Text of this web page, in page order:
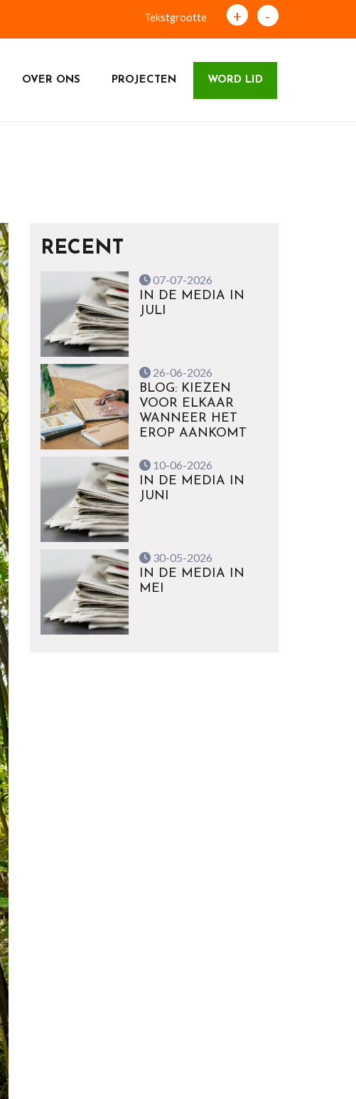
Tekstgrootte + -
OVER ONS PROJECTEN WORD LID
RECENT
07-07-2026
IN DE MEDIA IN
JULI
26-06-2026
BLOG: KIEZEN
VOOR ELKAAR
WANNEER HET
EROP AANKOMT
10-06-2026
IN DE MEDIA IN
JUNI
30-05-2026
IN DE MEDIA IN
MEI